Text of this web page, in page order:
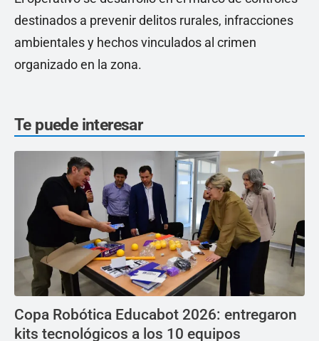
destinados a prevenir delitos rurales, infracciones
ambientales y hechos vinculados al crimen
organizado en la zona.
Te puede interesar
Copa Robótica Educabot 2026: entregaron
kits tecnológicos a los 10 equipos